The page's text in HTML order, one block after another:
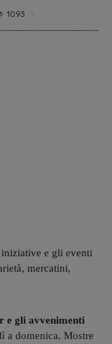
1093
e gli eventi
mercatini,
e gli avvenimenti
a domenica. Mostre